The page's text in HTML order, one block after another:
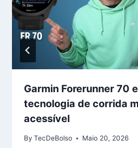
Garmin Forerunner 70
tecnologia de corrida
acessível
By TecDeBolso Maio 20, 2026